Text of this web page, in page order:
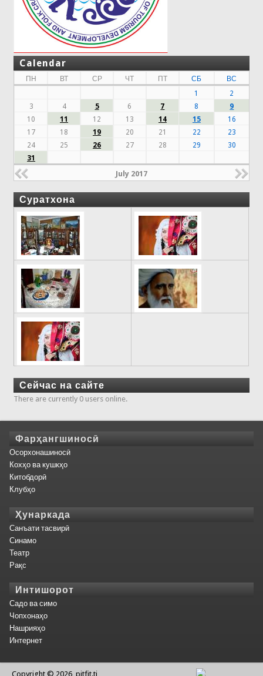
Calendar
ПН ВТ СР ЧТ ПТ СБ
ВС
1
2
3
4 5 6 7 8
9
10
11 12 13 14 15
16
17
18 19 20 21 22
23
24
25 26 27 28 29
30
31
July 2017
Суратхона
Сейчас на сайте
There are currently 0 users online.
Фарҳангшиносӣ
Осорхонашиносӣ
Кохҳо ва кушкҳо
Китобдорӣ
Клубҳо
Ҳунаркада
Санъати тасвирӣ
Синамо
Театр
Рақс
Интишорот
Садо ва симо
Чопхонаҳо
Нашрияҳо
Интернет
Copyright © 2026, pitfit.tj